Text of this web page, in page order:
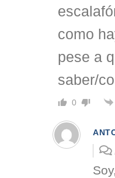
como
pese a
saber/
0